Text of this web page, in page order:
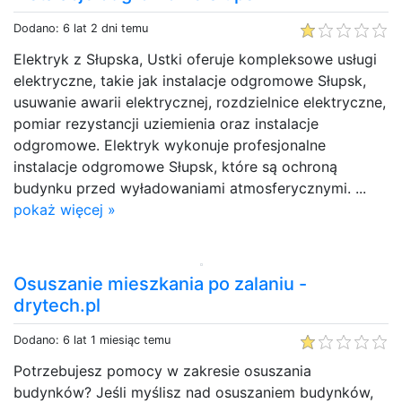
Dodano: 6 lat 2 dni temu
Elektryk z Słupska, Ustki oferuje kompleksowe usługi
elektryczne, takie jak instalacje odgromowe Słupsk,
usuwanie awarii elektrycznej, rozdzielnice elektryczne,
pomiar rezystancji uziemienia oraz instalacje
odgromowe. Elektryk wykonuje profesjonalne
instalacje odgromowe Słupsk, które są ochroną
budynku przed wyładowaniami atmosferycznymi. ...
pokaż więcej »
Osuszanie mieszkania po zalaniu -
drytech.pl
Dodano: 6 lat 1 miesiąc temu
Potrzebujesz pomocy w zakresie osuszania
budynków? Jeśli myślisz nad osuszaniem budynków,